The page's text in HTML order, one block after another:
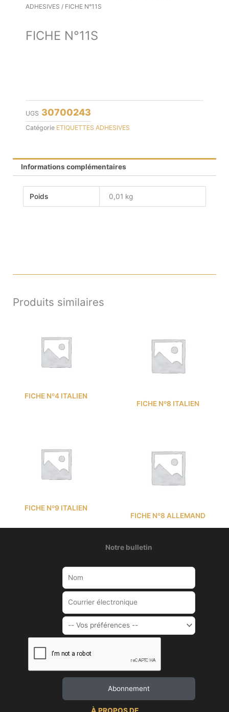
ADHESIVES / FICHE N°11S
FICHE N°11S
UGS 30700243
Catégorie ETIQUETTES ADHESIVES
Informations complémentaires
Poids 0,01 kg
Produits similaires
FICHE Nº4 ITALIEN
FICHE Nº8 ITALIEN
FICHE Nº9 ITALIEN
FICHE Nº8 ALLEMAND
Notre bulletin